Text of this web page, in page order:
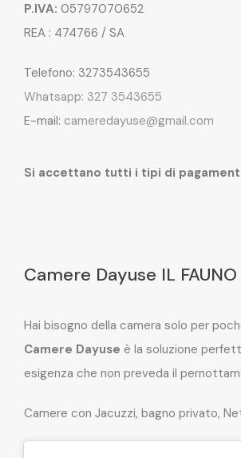
P.IVA: 05797070652
REA : 474766 / SA
Telefono: 3273543655
Whatsapp: 327 3543655
E-mail: cameredayuse@gmail.com
Si accettano tutti i tipi di
Camere Dayuse IL FAUNO
Hai bisogno della camera solo per
Camere Dayuse è la soluzione
esigenza che non preveda il
Camere con Jacuzzi, bagno privato,